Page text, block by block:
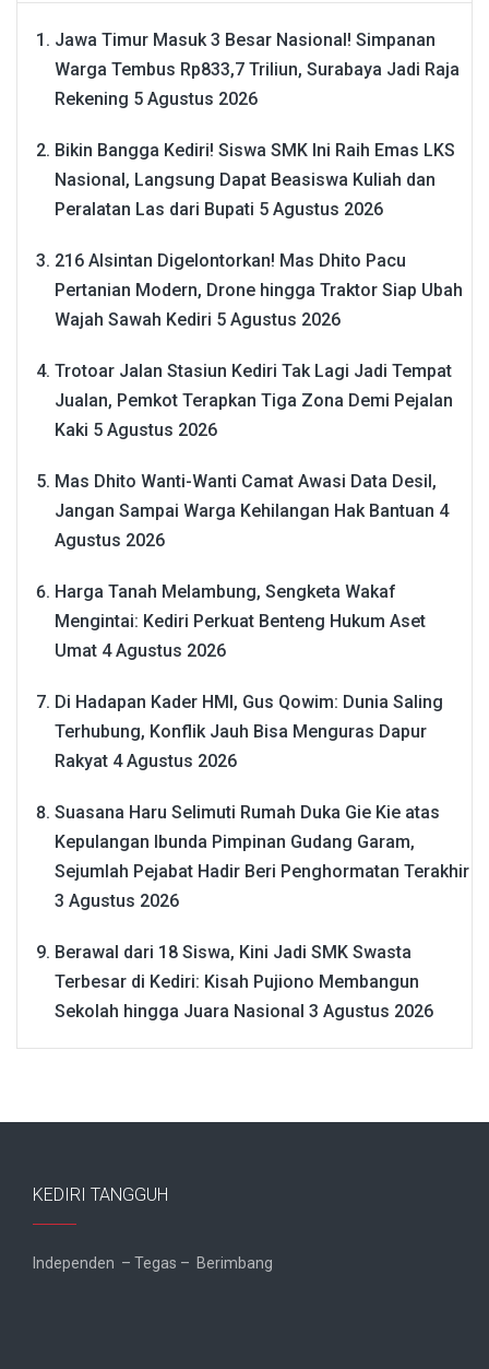
Jawa Timur Masuk 3 Besar Nasional! Simpanan
Warga Tembus Rp833,7 Triliun, Surabaya Jadi Raja
Rekening 5 Agustus 2026
Bikin Bangga Kediri! Siswa SMK Ini Raih Emas LKS
Nasional, Langsung Dapat Beasiswa Kuliah dan
Peralatan Las dari Bupati 5 Agustus 2026
216 Alsintan Digelontorkan! Mas Dhito Pacu
Pertanian Modern, Drone hingga Traktor Siap Ubah
Wajah Sawah Kediri 5 Agustus 2026
Trotoar Jalan Stasiun Kediri Tak Lagi Jadi Tempat
Jualan, Pemkot Terapkan Tiga Zona Demi Pejalan
Kaki 5 Agustus 2026
Mas Dhito Wanti-Wanti Camat Awasi Data Desil,
Jangan Sampai Warga Kehilangan Hak Bantuan 4
Agustus 2026
Harga Tanah Melambung, Sengketa Wakaf
Mengintai: Kediri Perkuat Benteng Hukum Aset
Umat 4 Agustus 2026
Di Hadapan Kader HMI, Gus Qowim: Dunia Saling
Terhubung, Konflik Jauh Bisa Menguras Dapur
Rakyat 4 Agustus 2026
Suasana Haru Selimuti Rumah Duka Gie Kie atas
Kepulangan Ibunda Pimpinan Gudang Garam,
Sejumlah Pejabat Hadir Beri Penghormatan Terakhir
3 Agustus 2026
Berawal dari 18 Siswa, Kini Jadi SMK Swasta
Terbesar di Kediri: Kisah Pujiono Membangun
Sekolah hingga Juara Nasional 3 Agustus 2026
KEDIRI TANGGUH
Independen – Tegas – Berimbang